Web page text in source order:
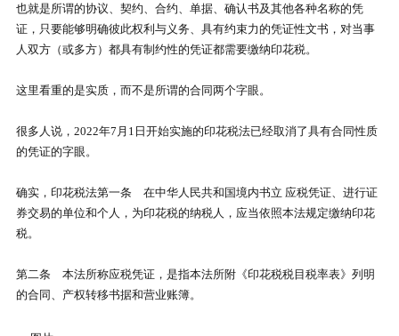
也就是所谓的协议、契约、合约、单据、确认书及其他各种名称的凭
证，只要能够明确彼此权利与义务、具有约束力的凭证性文书，对当事
人双方（或多方）都具有制约性的凭证都需要缴纳印花税。
这里看重的是实质，而不是所谓的合同两个字眼。
很多人说，2022年7月1日开始实施的印花税法已经取消了具有合同性质
的凭证的字眼。
确实，印花税法第一条 在中华人民共和国境内书立 应税凭证、进行证
券交易的单位和个人，为印花税的纳税人，应当依照本法规定缴纳印花
税。
第二条 本法所称应税凭证，是指本法所附《印花税税目税率表》列明
的合同、产权转移书据和营业账簿。